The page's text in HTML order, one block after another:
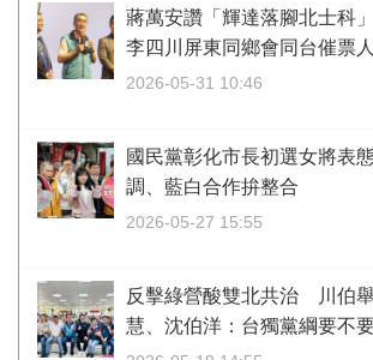
蔣萬安讚「輝達落腳北士科
李四川屏東同鄉會同台催票
2026-05-31 10:46
國民黨彰化市長初選女將表
調、藍白合作拚整合
2026-05-27 15:55
反擊綠營酸雙北共治 川伯
慧、沈伯洋：台獨黨綱要不